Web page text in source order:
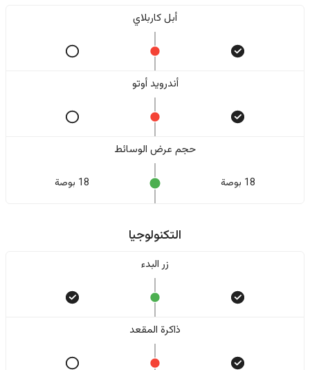
أبل كاربلاي
أندرويد أوتو
حجم عرض الوسائط
18 بوصة 18 بوصة
التكنولوجيا
زر البدء
ذاكرة المقعد